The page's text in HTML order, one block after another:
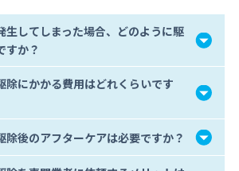
生してしまった場合、どのように駆
すか？
除にかかる費用はどれくらいです
除後のアフターケアは必要ですか？